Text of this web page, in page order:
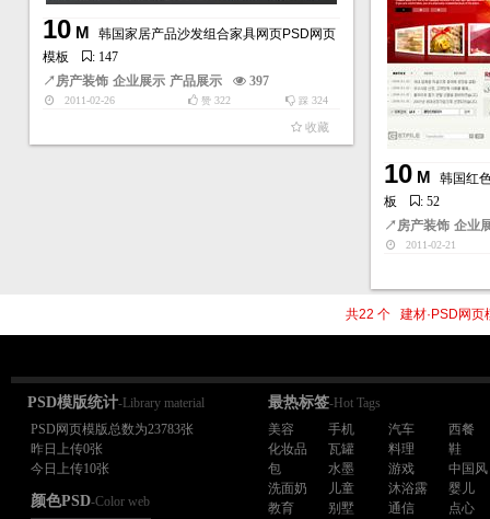
10M
韩国家居产品沙发组合家具网页PSD网页
模板
: 147
↗房产装饰 企业展示 产品展示 397
2011-02-26 踩 324
赞322
收藏
10M
韩国红
板
: 52
↗房产装饰 企业
2011-02-21
共22 个 建材·PSD网
PSD模版统计-Library material
PSD网页模版总数为23783张
昨日上传0张
今日上传10张
颜色PSD-Color web
最热标签-Hot Tags
美容
手机 汽车
西餐
化妆品
瓦罐 料理
鞋
包
水墨 游戏
中国风
洗面奶
儿童 沐浴露
婴儿
教育
别墅 通信
点心